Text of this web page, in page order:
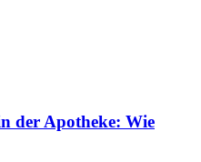
der Apotheke: Wie